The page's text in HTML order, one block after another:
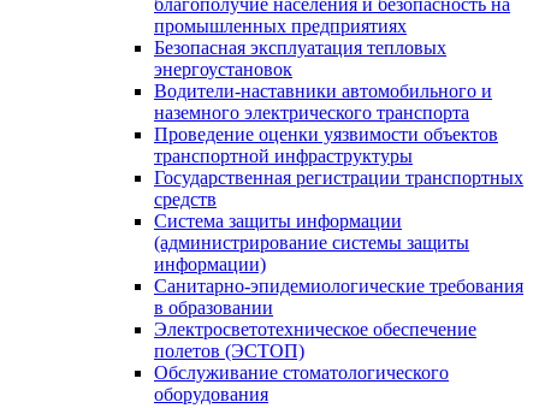
благополучие населения и безопасность на
промышленных предприятиях
Безопасная эксплуатация тепловых
энергоустановок
Водители-наставники автомобильного и
наземного электрического транспорта
Проведение оценки уязвимости объектов
транспортной инфраструктуры
Государственная регистрации транспортных
средств
Система защиты информации
(администрирование системы защиты
информации)
Санитарно-эпидемиологические требования
в образовании
Электросветотехническое обеспечение
полетов (ЭСТОП)
Обслуживание стоматологического
оборудования